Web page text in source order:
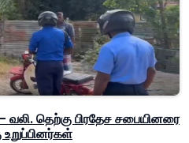
தெற்கு பிரதேச சபையினரை
உறுப்பினர்கள்